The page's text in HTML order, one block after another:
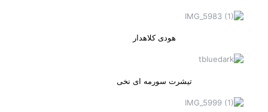
هودی کلاهدار
تیشرت سورمه ای نخی